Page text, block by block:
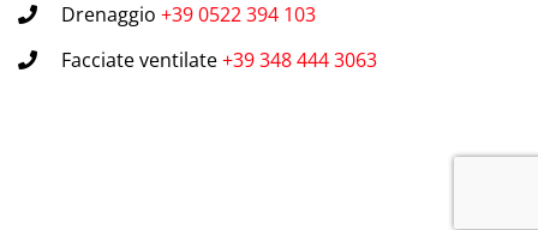
Drenaggio +39 0522 394 103
Facciate ventilate+39 348 444 3063